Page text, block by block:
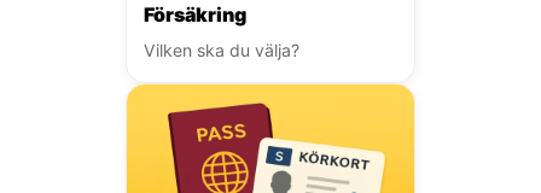
Försäkring
Vilken ska du välja?